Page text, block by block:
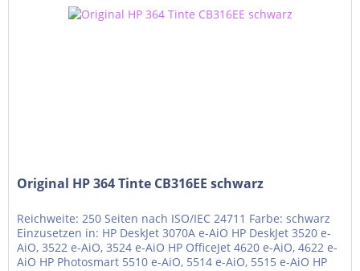
Original HP 364 Tinte CB316EE schwarz
Reichweite: 250 Seiten nach ISO/IEC 24711 Farbe: schwarz
Einzusetzen in: HP DeskJet 3070A e-AiO HP DeskJet 3520 e-
AiO, 3522 e-AiO, 3524 e-AiO HP OfficeJet 4620 e-AiO, 4622 e-
AiO HP Photosmart 5510 e-AiO, 5514 e-AiO, 5515 e-AiO HP